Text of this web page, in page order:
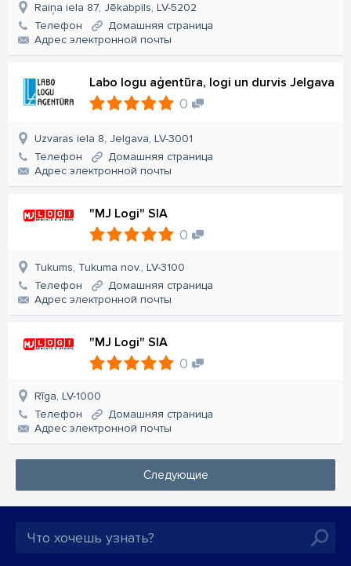
Raiņa iela 87, Jēkabpils, LV-5202
Телефон
Домашняя страница
Aдрес электронной почты
Labo logu aģentūra, logi un durvis Jelgava
0
Uzvaras iela 8, Jelgava, LV-3001
Телефон
Домашняя страница
Aдрес электронной почты
"MJ Logi" SIA
0
Tukums, Tukuma nov., LV-3100
Телефон
Домашняя страница
Aдрес электронной почты
"MJ Logi" SIA
0
Rīga, LV-1000
Телефон
Домашняя страница
Aдрес электронной почты
Следующие